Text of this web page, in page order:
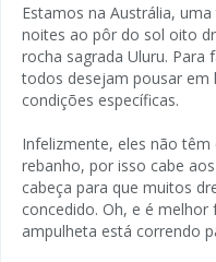
Estamos na Austrália,
noites ao pôr do sol oito
rocha sagrada Uluru.
todos desejam pousar em
condições específicas.
Infelizmente, eles não
rebanho, por isso cabe
cabeça para que muitos
concedido. Oh, e é
ampulheta está correndo